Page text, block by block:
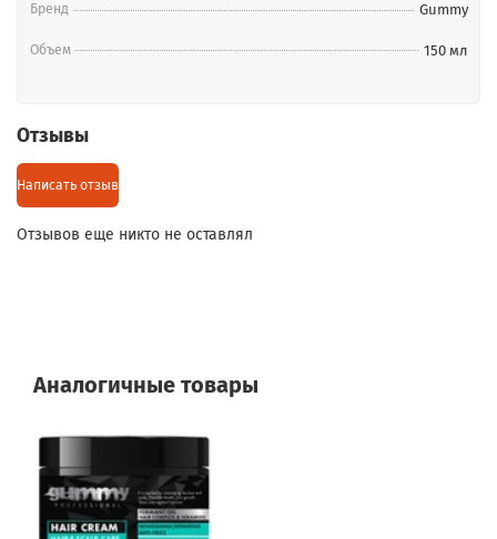
Бренд Gummy
Объем 150 мл
Отзывы
Написать отзыв
Отзывов еще никто не оставлял
Аналогичные товары